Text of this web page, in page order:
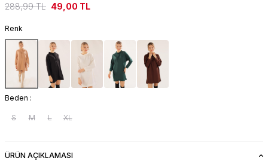
288,99TL 49,00 TL
Renk
Beden :
S M L XL
ÜRÜN AÇIKLAMASI